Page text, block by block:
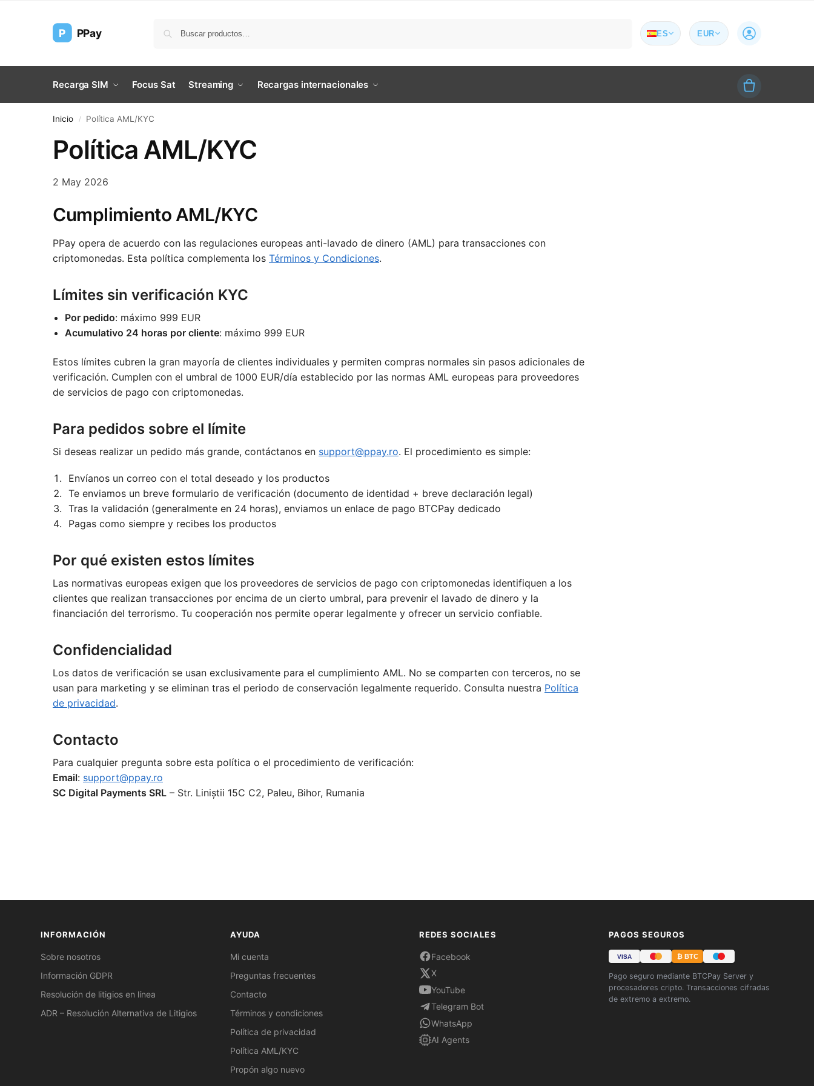
P PPay
ES
EUR
Recarga SIM Focus Sat Streaming Recargas internacionales
Inicio / Política AML/KYC
Política AML/KYC
2 May 2026
Cumplimiento AML/KYC
PPay opera de acuerdo con las regulaciones europeas anti-lavado de dinero (AML) para transacciones con
criptomonedas. Esta política complementa los Términos y Condiciones.
Límites sin verificación KYC
Por pedido: máximo 999 EUR
Acumulativo 24 horas por cliente: máximo 999 EUR
Estos límites cubren la gran mayoría de clientes individuales y permiten compras normales sin pasos adicionales de
verificación. Cumplen con el umbral de 1000 EUR/día establecido por las normas AML europeas para proveedores
de servicios de pago con criptomonedas.
Para pedidos sobre el límite
Si deseas realizar un pedido más grande, contáctanos en support@ppay.ro. El procedimiento es simple:
Envíanos un correo con el total deseado y los productos
Te enviamos un breve formulario de verificación (documento de identidad + breve declaración legal)
Tras la validación (generalmente en 24 horas), enviamos un enlace de pago BTCPay dedicado
Pagas como siempre y recibes los productos
Por qué existen estos límites
Las normativas europeas exigen que los proveedores de servicios de pago con criptomonedas identifiquen a los
clientes que realizan transacciones por encima de un cierto umbral, para prevenir el lavado de dinero y la
financiación del terrorismo. Tu cooperación nos permite operar legalmente y ofrecer un servicio confiable.
Confidencialidad
Los datos de verificación se usan exclusivamente para el cumplimiento AML. No se comparten con terceros, no se
usan para marketing y se eliminan tras el periodo de conservación legalmente requerido. Consulta nuestra Política
de privacidad.
Contacto
Para cualquier pregunta sobre esta política o el procedimiento de verificación:
Email: support@ppay.ro
SC Digital Payments SRL – Str. Liniștii 15C C2, Paleu, Bihor, Rumania
INFORMACIÓN
Sobre nosotros
Información GDPR
Resolución de litigios en línea
ADR – Resolución Alternativa de Litigios
AYUDA
Mi cuenta
Preguntas frecuentes
Contacto
Términos y condiciones
Política de privacidad
Política AML/KYC
Propón algo nuevo
REDES SOCIALES
Facebook
X
YouTube
Telegram Bot
WhatsApp
AI Agents
PAGOS SEGUROS
VISA ₿ BTC
Pago seguro mediante BTCPay Server y
procesadores cripto. Transacciones cifradas
de extremo a extremo.